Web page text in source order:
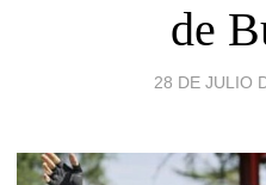
de
28 DE JULIO